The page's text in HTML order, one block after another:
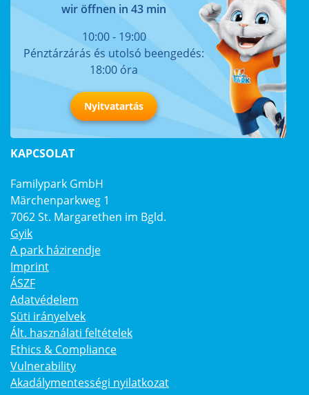
wir öffnen in 43 min
10:00 - 19:00
Pénztárzárás és utolsó beengedés:
18:00 óra
Nyitvatartás
KAPCSOLAT
Familypark GmbH
Märchenparkweg 1
7062 St. Margarethen im Bgld.
Gyik
A park házirendje
Imprint
ÁSZF
Adatvédelem
Süti irányelvek
Ált. használati feltételek
Ethics & Compliance
Vulnerability
Akadálymentességi nyilatkozat